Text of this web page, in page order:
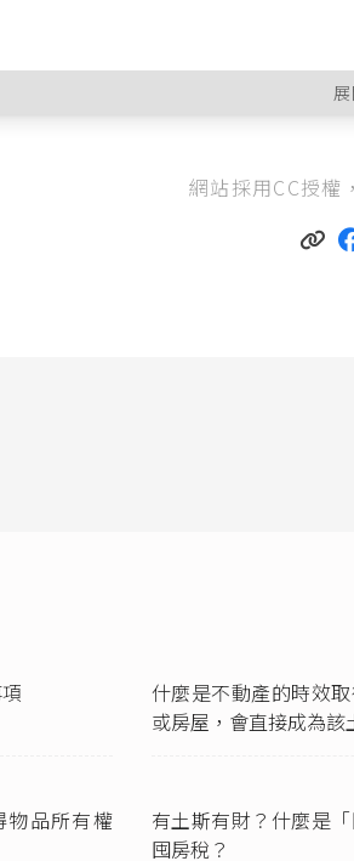
所有物返還請求權，須以占有所有物之
當事人，本得向他方當事人（所有人）
網站採用CC授權
什麼是不動產的時效
或房屋，會直接成為該
物品所有權
有土斯有財？什麼是
囤房稅？